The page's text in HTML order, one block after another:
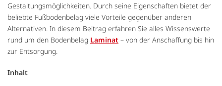
Gestaltungsmöglichkeiten. Durch seine Eigenschaften bietet der
beliebte Fußbodenbelag viele Vorteile gegenüber anderen
Alternativen. In diesem Beitrag erfahren Sie alles Wissenswerte
rund um den Bodenbelag Laminat – von der Anschaffung bis hin
zur Entsorgung.
Inhalt